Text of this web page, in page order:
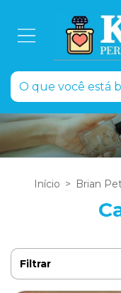
Início > Brian
Filtrar